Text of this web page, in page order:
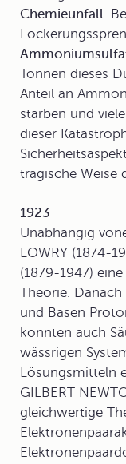
Chemieunfall.
Tonnen dieses
Anteil an
starben und
dieser
tragische Weise
1923
Unabhängig
LOWRY (1874-
(1879-1947)
Theorie.
und Basen
konnten auch
wässrigen
Lösungsmitteln
GILBERT
gleichwertige